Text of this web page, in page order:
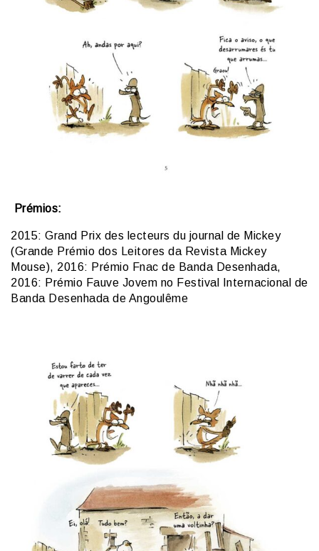
Prémios:
2015: Grand Prix des lecteurs du journal de Mickey
(Grande Prémio dos Leitores da Revista Mickey
Mouse), 2016: Prémio Fnac de Banda Desenhada,
2016: Prémio Fauve Jovem no Festival Internacional de
Banda Desenhada de Angoulême